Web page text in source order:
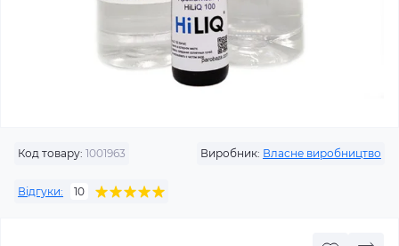
Код товару: 1001963 Виробник: Власне виробництво
Відгуки: 10